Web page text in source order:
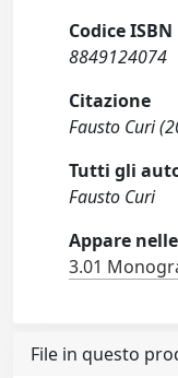
Codice ISBN
8849124074
Citazione
Fausto Curi
Tutti gli
Fausto Curi
Appare
3.01
File in questo